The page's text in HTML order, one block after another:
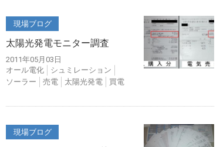
現場ブログ
太陽光発電モニター調査
2011年05月03日
オール電化
シュミレーション
ソーラー
売電 太陽光発電 買電
現場ブログ